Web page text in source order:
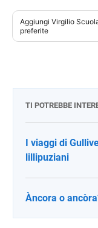
Aggiungi Virgilio
preferite
TI POTREBBE
I viaggi di
lillipuziani
Àncora o